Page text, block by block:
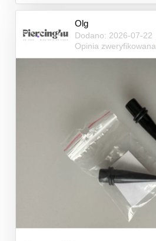
Olg
Dodano: 2026-07-22
Opinia zweryfikowana